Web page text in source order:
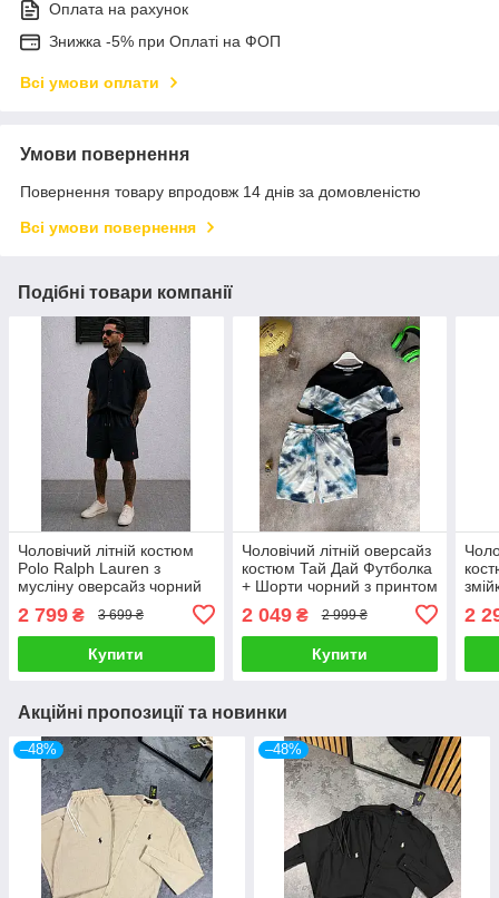
Оплата на рахунок
Знижка -5% при Оплаті на ФОП
Всі умови оплати
Умови повернення
Повернення товару впродовж 14 днів за домовленістю
Всі умови повернення
Подібні товари компанії
Чоловічий літній костюм
Polo Ralph Lauren з
мусліну оверсайз чорний
шорти Поло на літо
2 799 ₴ 3 699 ₴
Купити
Чоловічий літній оверсайз
костюм Тай Дай Футболка
+ Шорти чорний з принтом
літо
2 049₴ 2 999 ₴
Купити
2
Акційні пропозиції та новинки
–48% –48%